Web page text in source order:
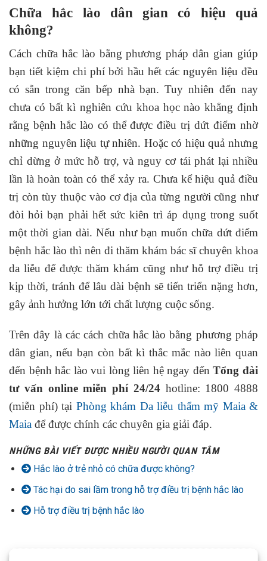
Chữa hắc lào dân gian có hiệu quả
không?
Cách chữa hắc lào bằng phương pháp dân gian giúp
bạn tiết kiệm chi phí bởi hầu hết các nguyên liệu đều
có sẵn trong căn bếp nhà bạn. Tuy nhiên đến nay
chưa có bất kì nghiên cứu khoa học nào khẳng định
rằng bệnh hắc lào có thể được điều trị dứt điểm nhờ
những nguyên liệu tự nhiên. Hoặc có hiệu quả nhưng
chỉ dừng ở mức hỗ trợ, và nguy cơ tái phát lại nhiều
lần là hoàn toàn có thể xảy ra. Chưa kể hiệu quả điều
trị còn tùy thuộc vào cơ địa của từng người cũng như
đòi hỏi bạn phải hết sức kiên trì áp dụng trong suốt
một thời gian dài. Nếu như bạn muốn chữa dứt điểm
bệnh hắc lào thì nên đi thăm khám bác sĩ chuyên khoa
da liễu để được thăm khám cũng như hỗ trợ điều trị
kịp thời, tránh để lâu dài bệnh sẽ tiến triển nặng hơn,
gây ảnh hưởng lớn tới chất lượng cuộc sống.
Trên đây là các cách chữa hắc lào bằng phương pháp
dân gian, nếu bạn còn bất kì thắc mắc nào liên quan
đến bệnh hắc lào vui lòng liên hệ ngay đếnTổng đài
tư vấn online miễn phí 24/24 hotline: 1800 4888
(miễn phí) tại Phòng khám Da liễu thẩm mỹ Maia &
Maia để được chính các chuyên gia giải đáp.
NHỮNG BÀI VIẾT ĐƯỢC NHIỀU NGƯỜI QUAN TÂM
Hắc lào ở trẻ nhỏ có chữa được không?
Tác hại do sai lầm trong hỗ trợ điều trị bệnh hắc lào
Hỗ trợ điều trị bệnh hắc lào